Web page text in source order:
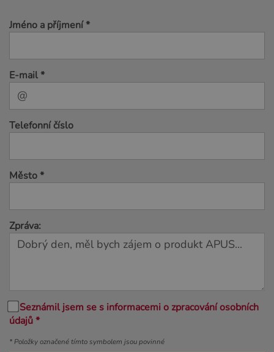
Jméno a příjmení *
E-mail *
Telefonní číslo
Město *
Zpráva:
Seznámil jsem se s informacemi o zpracování osobních
údajů *
* Položky označené tímto symbolem jsou povinné